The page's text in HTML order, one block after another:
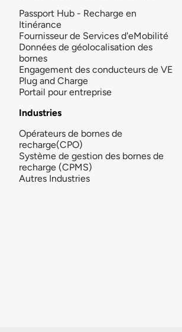
Passport Hub - Recharge en
Itinérance
Fournisseur de Services d'eMobilité
Données de géolocalisation des
bornes
Engagement des conducteurs de VE
Plug and Charge
Portail pour entreprise
Industries
Opérateurs de bornes de
recharge(CPO)
Système de gestion des bornes de
recharge (CPMS)
Autres Industries